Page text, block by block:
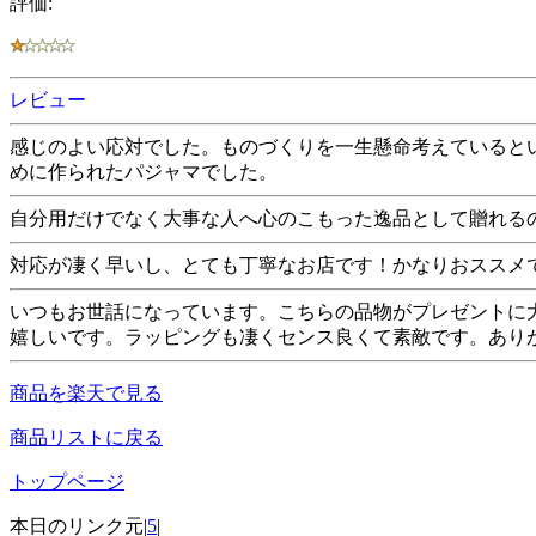
レビュー
感じのよい応対でした。ものづくりを一生懸命考えている
めに作られたパジャマでした。
自分用だけでなく大事な人へ心のこもった逸品として贈れ
対応が凄く早いし、とても丁寧なお店です！かなりおススメ
いつもお世話になっています。こちらの品物がプレゼント
嬉しいです。ラッピングも凄くセンス良くて素敵です。あり
商品を楽天で見る
商品リストに戻る
トップページ
本日のリンク元|5|